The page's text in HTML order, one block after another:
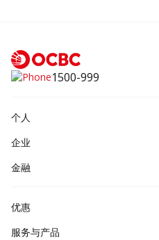
1500-999
个人
企业
金融
优惠
服务与产品